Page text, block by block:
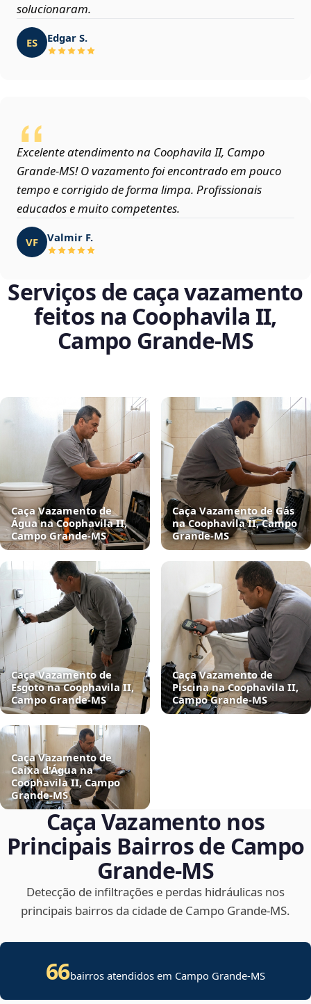
solucionaram.
ES Edgar S.
Excelente atendimento na Coophavila II, Campo
Grande‑MS! O vazamento foi encontrado em pouco
tempo e corrigido de forma limpa. Profissionais
educados e muito competentes.
VF Valmir F.
Serviços de caça vazamento
feitos na Coophavila II,
Campo Grande‑MS
Caça Vazamento de
Água na Coophavila II,
Campo Grande‑MS
Caça Vazamento de Gás
na Coophavila II, Campo
Grande‑MS
Caça Vazamento de
Esgoto na Coophavila II,
Campo Grande‑MS
Caça Vazamento de
Piscina na Coophavila II,
Campo Grande‑MS
Caça Vazamento de
Caixa d'Água na
Coophavila II, Campo
Grande‑MS
Caça Vazamento nos
Principais Bairros de Campo
Grande‑MS
Detecção de infiltrações e perdas hidráulicas nos
principais bairros da cidade de Campo Grande‑MS.
66bairros atendidos em Campo Grande-MS